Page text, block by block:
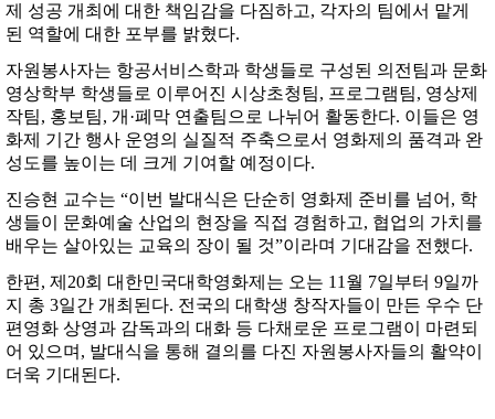
제 성공 개최에 대한 책임감을 다짐하고, 각자의 팀에서 맡게
된 역할에 대한 포부를 밝혔다.
자원봉사자는 항공서비스학과 학생들로 구성된 의전팀과 문화
영상학부 학생들로 이루어진 시상초청팀, 프로그램팀, 영상제
작팀, 홍보팀, 개·폐막 연출팀으로 나뉘어 활동한다. 이들은 영
화제 기간 행사 운영의 실질적 주축으로서 영화제의 품격과 완
성도를 높이는 데 크게 기여할 예정이다.
진승현 교수는 “이번 발대식은 단순히 영화제 준비를 넘어, 학
생들이 문화예술 산업의 현장을 직접 경험하고, 협업의 가치를
배우는 살아있는 교육의 장이 될 것”이라며 기대감을 전했다.
한편, 제20회 대한민국대학영화제는 오는 11월 7일부터 9일까
지 총 3일간 개최된다. 전국의 대학생 창작자들이 만든 우수 단
편영화 상영과 감독과의 대화 등 다채로운 프로그램이 마련되
어 있으며, 발대식을 통해 결의를 다진 자원봉사자들의 활약이
더욱 기대된다.